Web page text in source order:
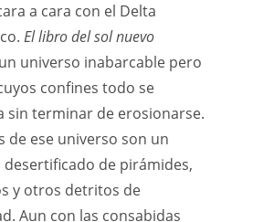
a cara con el Delta
El libro del sol nuevo
universo inabarcable pero
confines todo se
sin terminar de erosionarse.
de ese universo son un
de pirámides,
y otros detritos de
Aun con las consabidas